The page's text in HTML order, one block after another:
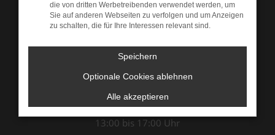
Öffnungszeiten & Kontakt
Montag bis Donnerstag:
13:00 bis 18:00 Uhr
Freitag:
07:00 bis 12:00 Uhr
13:00 bis 17:00 Uhr
die von dritten Werbetreibenden verwendet werden, um
Sie auf anderen Webseiten zu verfolgen und um Anzeigen
zu schalten, die für Ihre Interessen relevant sind.
Speichern
Optionale Cookies ablehnen
Alle akzeptieren